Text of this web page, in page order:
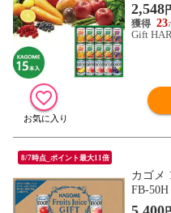
2,548
23
Gift
8/7時点_ポイント最大11倍
カゴメ
FB-50H